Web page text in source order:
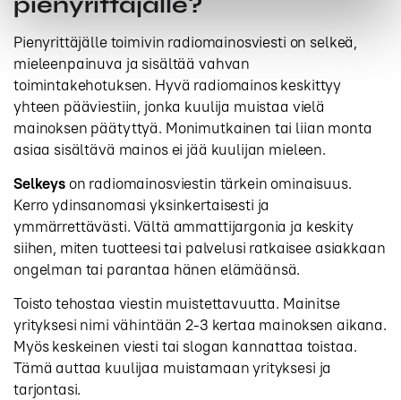
Pienyrittäjälle toimivin radiomainosviesti on selkeä,
mieleenpainuva ja sisältää vahvan
toimintakehotuksen. Hyvä radiomainos keskittyy
yhteen pääviestiin, jonka kuulija muistaa vielä
mainoksen päätyttyä. Monimutkainen tai liian monta
asiaa sisältävä mainos ei jää kuulijan mieleen.
Selkeyson radiomainosviestin tärkein ominaisuus.
Kerro ydinsanomasi yksinkertaisesti ja
ymmärrettävästi. Vältä ammattijargonia ja keskity
siihen, miten tuotteesi tai palvelusi ratkaisee asiakkaan
ongelman tai parantaa hänen elämäänsä.
Toisto tehostaa viestin muistettavuutta. Mainitse
yrityksesi nimi vähintään 2-3 kertaa mainoksen aikana.
Myös keskeinen viesti tai slogan kannattaa toistaa.
Tämä auttaa kuulijaa muistamaan yrityksesi ja
tarjontasi.